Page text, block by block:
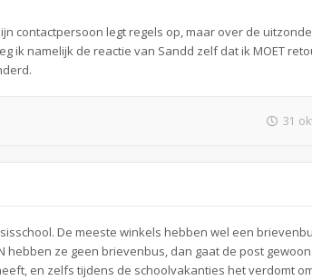
contactpersoon legt regels op, maar over de
ik namelijk de reactie van Sandd zelf dat ik MOET
31
De meeste winkels hebben wel een
hebben ze geen brievenbus, dan gaat de post
en zelfs tijdens de schoolvakanties het verdomt